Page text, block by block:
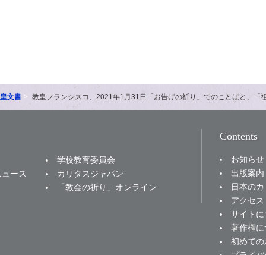
文書 教皇フランシスコ、2021年1月31日「お告げの祈り」でのことばと、「
学校教育委員会
ース
カリタスジャパン
「教会の祈り」オンライン
Contents
お知らせ
出版案内
日本の
アクセス
サイトに
著作権に
初めて